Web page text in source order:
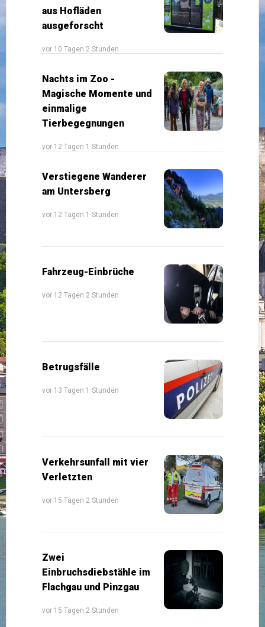
aus Hofläden
ausgeforscht
vor 10 Tagen 2 Stunden
Nachts im Zoo -
Magische Momente und
einmalige
Tierbegegnungen
vor 12 Tagen 1 Stunden
Verstiegene Wanderer
am Untersberg
vor 12 Tagen 1 Stunden
Fahrzeug-Einbrüche
vor 12 Tagen 2 Stunden
Betrugsfälle
vor 13 Tagen 1 Stunden
Verkehrsunfall mit vier
Verletzten
vor 15 Tagen 2 Stunden
Zwei
Einbruchsdiebstähle im
Flachgau und Pinzgau
vor 15 Tagen 2 Stunden